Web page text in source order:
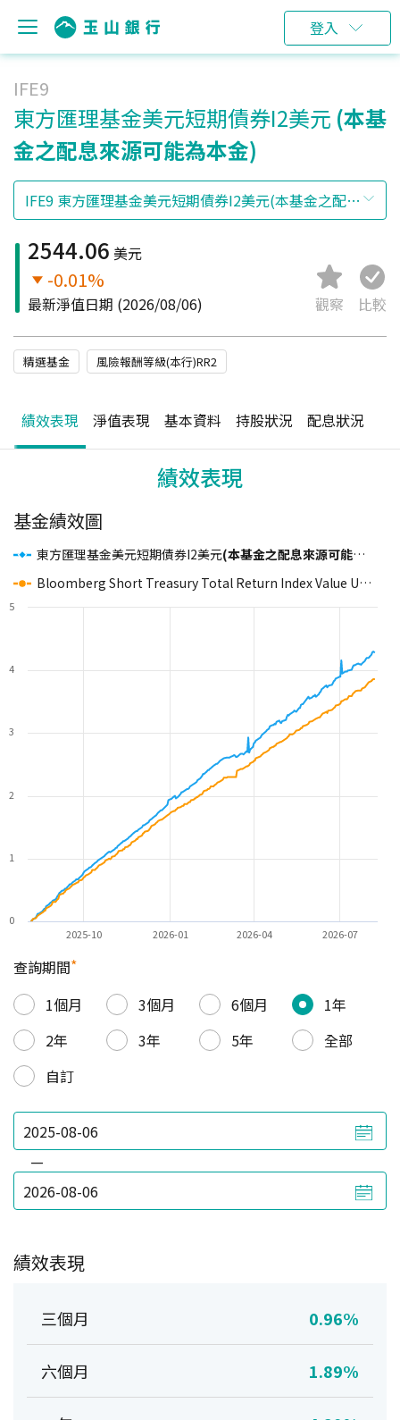
登入
IFE9
東方匯理基金美元短期債券I2美元 (本基
金之配息來源可能為本金)
2544.06 美元
-0.01%
最新淨值日期 (2026/08/06) 觀察 比較
精選基金 風險報酬等級(本行)RR2
績效表現 淨值表現 基本資料 持股狀況 配息狀況
績效表現
基金績效圖
東方匯理基金美元短期債券I2美元(本基金之配息來源可能為本金)
Bloomberg Short Treasury Total Return Index Value Unhedged U
2025-10 2026-01 2026-04 2026-07
0
1
2
3
4
5
查詢期間*
1個月
3個月 6個月
1年
2年
3年 5年
全部
自訂
—
績效表現
三個月 0.96%
六個月 1.89%